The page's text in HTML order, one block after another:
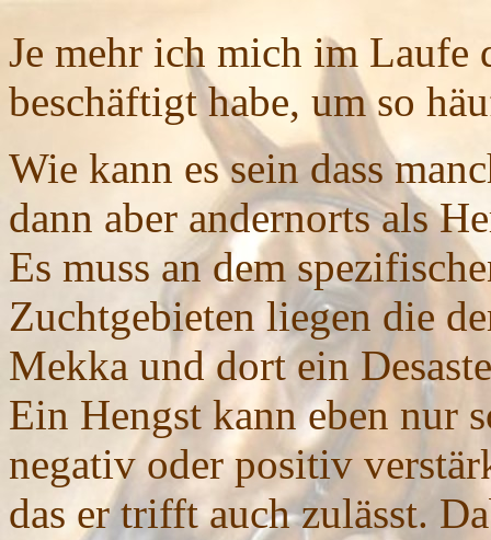
Je mehr ich mich im Laufe
beschäftigt habe, um so
Wie kann es sein dass
dann aber andernorts als
Es muss an dem
Zuchtgebieten liegen die
Mekka und dort ein
Ein Hengst kann eben nur
negativ oder positiv
das er trifft auch zulässt.